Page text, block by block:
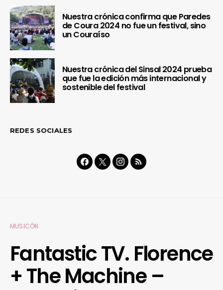
Nuestra crónica confirma que Paredes
de Coura 2024 no fue un festival, sino
un Couraíso
Nuestra crónica del Sinsal 2024 prueba
que fue la edición más internacional y
sostenible del festival
REDES SOCIALES
MUSICÓN
Fantastic TV. Florence
+ The Machine –